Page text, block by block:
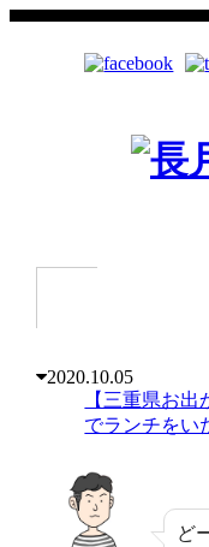
2020.10.05
【三重県お出
でランチをい
ど